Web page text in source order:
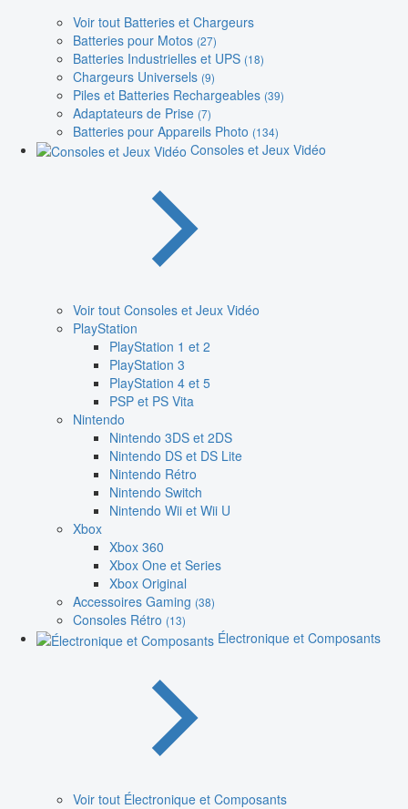
Voir tout Batteries et Chargeurs
Batteries pour Motos (27)
Batteries Industrielles et UPS (18)
Chargeurs Universels (9)
Piles et Batteries Rechargeables (39)
Adaptateurs de Prise (7)
Batteries pour Appareils Photo (134)
Consoles et Jeux Vidéo
Voir tout Consoles et Jeux Vidéo
PlayStation
PlayStation 1 et 2
PlayStation 3
PlayStation 4 et 5
PSP et PS Vita
Nintendo
Nintendo 3DS et 2DS
Nintendo DS et DS Lite
Nintendo Rétro
Nintendo Switch
Nintendo Wii et Wii U
Xbox
Xbox 360
Xbox One et Series
Xbox Original
Accessoires Gaming (38)
Consoles Rétro (13)
Électronique et Composants
Voir tout Électronique et Composants